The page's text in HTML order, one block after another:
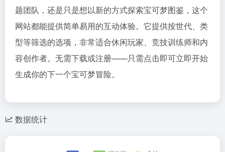
题团队，还是只是想以新的方式探索宝可梦图鉴，这个
网站都能提供简单易用的互动体验。它提供按世代、类
型等筛选的选项，非常适合休闲玩家、竞技训练师和内
容创作者。无需下载或注册——只需点击即可立即开始
生成你的下一个宝可梦冒险。
数据统计